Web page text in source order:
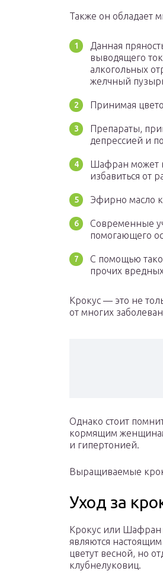
Также он обладает
Данная
выводящего
алкогольных
желчный
Принимая
Препараты,
депрессией и
Шафран может
избавиться от
Эфирно масло
Современные
помогающего
С помощью
прочих
Крокус — это не
от многих
Однако стоит
кормящим
и гипертонией.
Выращиваемые
Уход за
Крокус или Шафран
являются
цветут весной, но
клубнелуковиц.